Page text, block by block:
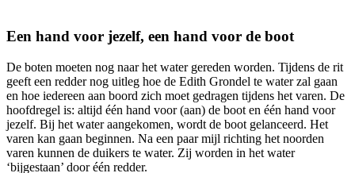
Een hand voor jezelf, een hand voor de boot
De boten moeten nog naar het water gereden worden. Tijdens de rit
geeft een redder nog uitleg hoe de Edith Grondel te water zal gaan
en hoe iedereen aan boord zich moet gedragen tijdens het varen. De
hoofdregel is: altijd één hand voor (aan) de boot en één hand voor
jezelf. Bij het water aangekomen, wordt de boot gelanceerd. Het
varen kan gaan beginnen. Na een paar mijl richting het noorden
varen kunnen de duikers te water. Zij worden in het water
‘bijgestaan’ door één redder.